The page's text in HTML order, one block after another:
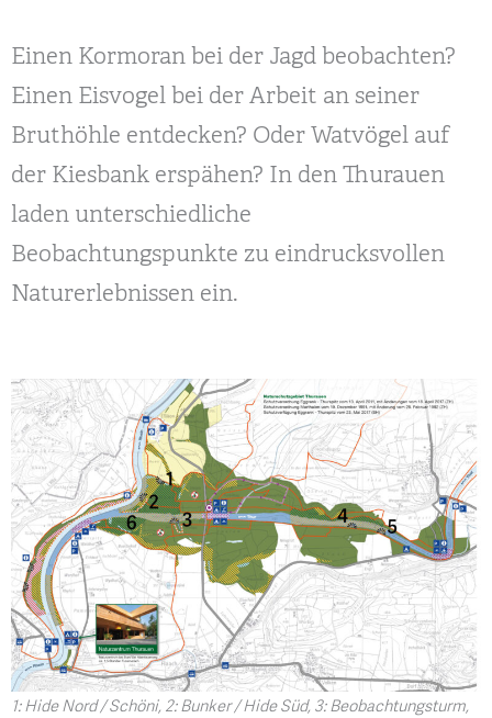
Einen Kormoran bei der Jagd beobachten?
Einen Eisvogel bei der Arbeit an seiner
Bruthöhle entdecken? Oder Watvögel auf
der Kiesbank erspähen? In den Thurauen
laden unterschiedliche
Beobachtungspunkte zu eindrucksvollen
Naturerlebnissen ein.
1: Hide Nord / Schöni, 2: Bunker / Hide Süd, 3: Beobachtungsturm,